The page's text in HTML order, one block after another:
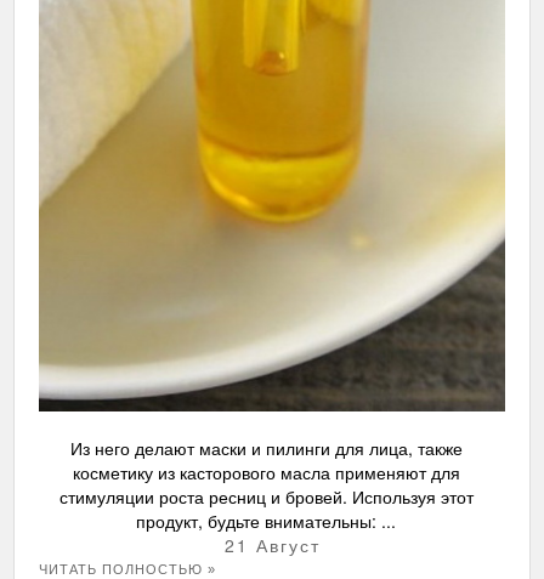
Из него делают маски и пилинги для лица, также
косметику из касторового масла применяют для
стимуляции роста ресниц и бровей. Используя этот
продукт, будьте внимательны: ...
21 Август
ЧИТАТЬ ПОЛНОСТЬЮ »